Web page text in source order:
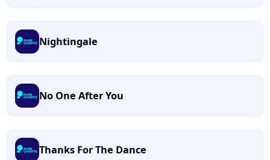
Nightingale
No One After You
Thanks For The Dance